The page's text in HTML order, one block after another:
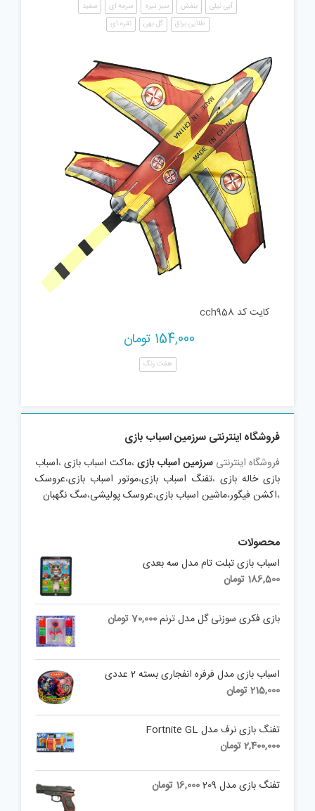
آبی نیلی بنفش سبز تیره سرمه ای
سفید
طلایی براق
گل بهی نقره ای
کایت کد cch958
154,000 تومان
هفت رنگ
فروشگاه اینترنتی سرزمین اسباب بازی
فروشگاه اینترنتی سرزمین اسباب بازی،ماکت اسباب بازی،اسباب
بازی خاله بازی ،تفنگ اسباب بازی،موتور اسباب بازی،عروسک
،اکشن فیگور،ماشین اسباب بازی،عروسک پولیشی،سگ نگهبان
محصولات
اسباب بازی تبلت تام مدل سه بعدی
186,500 تومان
بازی فکری سوزنی گل مدل ترنم70,000تومان
اسباب بازی مدل فرفره انفجاری بسته 2 عددی
215,000تومان
تفنگ بازی نرف مدل Fortnite GL
2,400,000تومان
تفنگ بازی مدل 209 16,000 تومان